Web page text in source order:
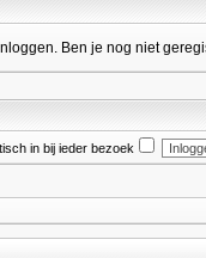
Ben je nog niet
in bij ieder bezoek